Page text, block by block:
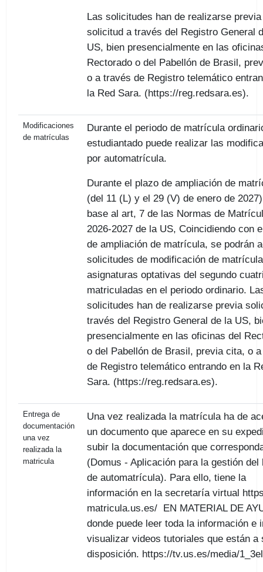
Las solicitudes han de realizarse previa
solicitud a través del Registro General
US, bien presencialmente en las
Rectorado o del Pabellón de Brasil,
o a través de Registro telemático
la Red Sara. (https://reg.redsara.es).
Modificaciones
de matrículas
Durante el periodo de matrícula
estudiantado puede realizar las
por automatrícula.
Durante el plazo de ampliación de
(del 11 (L) y el 29 (V) de enero de
base al art, 7 de las Normas de
2026-2027 de la US, Coincidiendo con
de ampliación de matrícula, se podrán
solicitudes de modificación de
asignaturas optativas del segundo
matriculadas en el periodo ordinario.
solicitudes han de realizarse previa
través del Registro General de la US,
presencialmente en las oficinas del
o del Pabellón de Brasil, previa cita, o
de Registro telemático entrando en la
Sara. (https://reg.redsara.es).
Entrega de
documentación
una vez
realizada la
matricula
Una vez realizada la matrícula ha de
un documento que aparece en su
subir la documentación que
(Domus - Aplicación para la gestión del
de automatrícula). Para ello, tiene la
información en la secretaría virtual
matricula.us.es/ EN MATERIAL DE
donde puede leer toda la información e
visualizar videos tutoriales que están a
disposición. https://tv.us.es/media/